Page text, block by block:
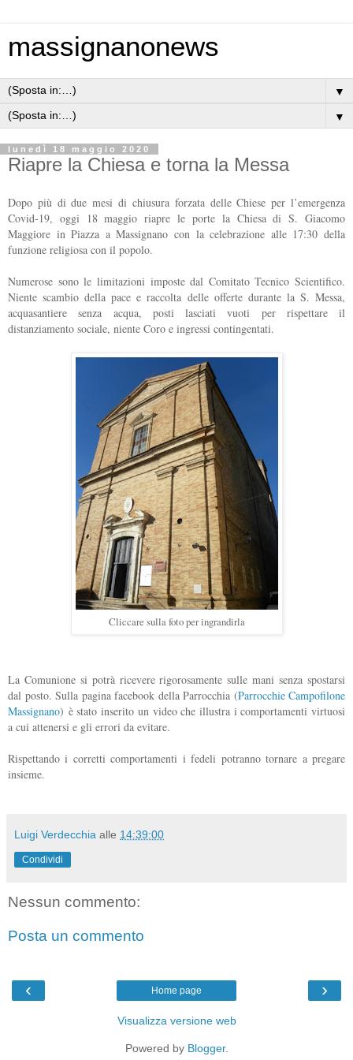
massignanonews
▼
▼
lunedì 18 maggio 2020
Riapre la Chiesa e torna la Messa
Dopo più di due mesi di chiusura forzata delle Chiese per l’emergenza
Covid-19, oggi 18 maggio riapre le porte la Chiesa di S. Giacomo
Maggiore in Piazza a Massignano con la celebrazione alle 17:30 della
funzione religiosa con il popolo.
Numerose sono le limitazioni imposte dal Comitato Tecnico Scientifico.
Niente scambio della pace e raccolta delle offerte durante la S. Messa,
acquasantiere senza acqua, posti lasciati vuoti per rispettare il
distanziamento sociale, niente Coro e ingressi contingentati.
Cliccare sulla foto per ingrandirla
La Comunione si potrà ricevere rigorosamente sulle mani senza spostarsi
dal posto. Sulla pagina facebook della Parrocchia (Parrocchie Campofilone
Massignano) è stato inserito un video che illustra i comportamenti virtuosi
a cui attenersi e gli errori da evitare.
Rispettando i corretti comportamenti i fedeli potranno tornare a pregare
insieme.
Luigi Verdecchia alle 14:39:00
Condividi
Nessun commento:
Posta un commento
‹ ›
Home page
Visualizza versione web
Powered by Blogger.